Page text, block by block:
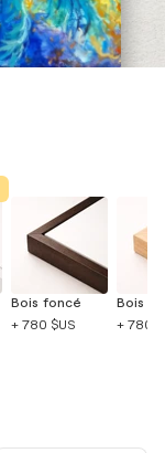
Bois foncé
+ 780 $US
Bois
+ 780